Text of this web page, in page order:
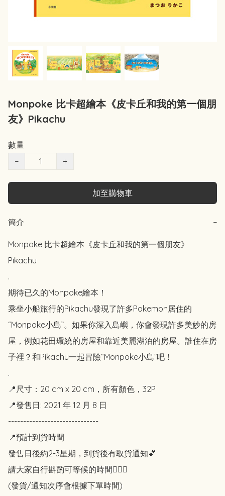
Monpoke 比卡超繪本《皮卡丘和我的第一個朋
友》Pikachu
數量
−
+
加至購物車
簡介 −
Monpoke 比卡超繪本《皮卡丘和我的第一個朋友》
Pikachu
.
期待已久的Monpoke繪本！
乘坐小船旅行的Pikachu發現了許多Pokemon居住的
“Monpoke小島”。如果你深入島嶼，你會發現許多美妙的房
屋，例如花田環繞的房屋和靠近美麗湖泊的房屋。誰住在房
子裡？和Pikachu一起冒險“Monpoke小島”吧！
.
📍尺寸：20 cm x 20 cm，所有顏色，32P
📍發售日: 2021 年 12 月 8 日
------------------------------
📍預計到貨時間
發售日後約2-3星期，到貨後有取貨通知💕
請大家自行斟酌可等候的時間🙇🏻‍♀️
(發貨/通知次序會根據下單時間)